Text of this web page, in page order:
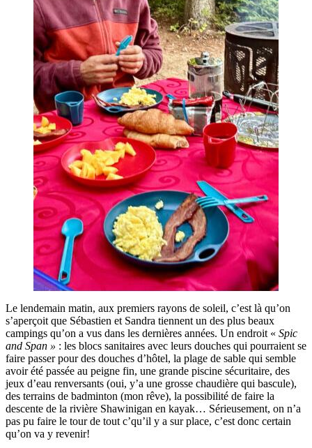
Le lendemain matin, aux premiers rayons de soleil, c’est là qu’on
s’aperçoit que Sébastien et Sandra tiennent un des plus beaux
campings qu’on a vus dans les dernières années. Un endroit « Spic
and Span » : les blocs sanitaires avec leurs douches qui pourraient se
faire passer pour des douches d’hôtel, la plage de sable qui semble
avoir été passée au peigne fin, une grande piscine sécuritaire, des
jeux d’eau renversants (oui, y’a une grosse chaudière qui bascule),
des terrains de badminton (mon rêve), la possibilité de faire la
descente de la rivière Shawinigan en kayak… Sérieusement, on n’a
pas pu faire le tour de tout c’qu’il y a sur place, c’est donc certain
qu’on va y revenir!